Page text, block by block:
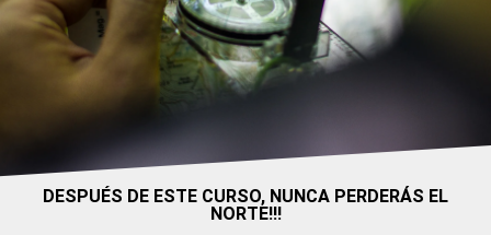
DESPUÉS DE ESTE CURSO, NUNCA PERDERÁS EL
NORTE!!!